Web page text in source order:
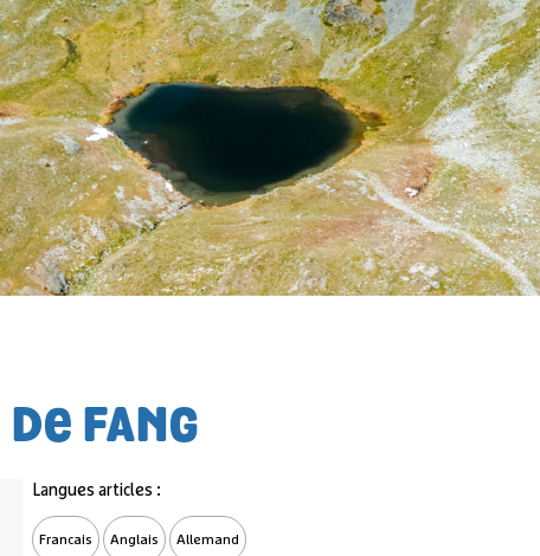
FANG
Langues articles :
Francais Anglais Allemand